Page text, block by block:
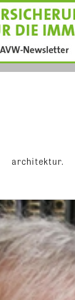
architektur.